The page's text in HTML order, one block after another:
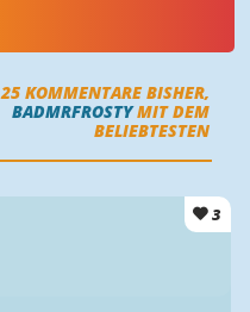
25 KOMMENTARE BISHER,
BADMRFROSTYMIT DEM
BELIEBTESTEN
3